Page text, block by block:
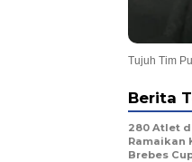
Tujuh Tim
Berita
280 Atlet
Ramaikan
Brebes